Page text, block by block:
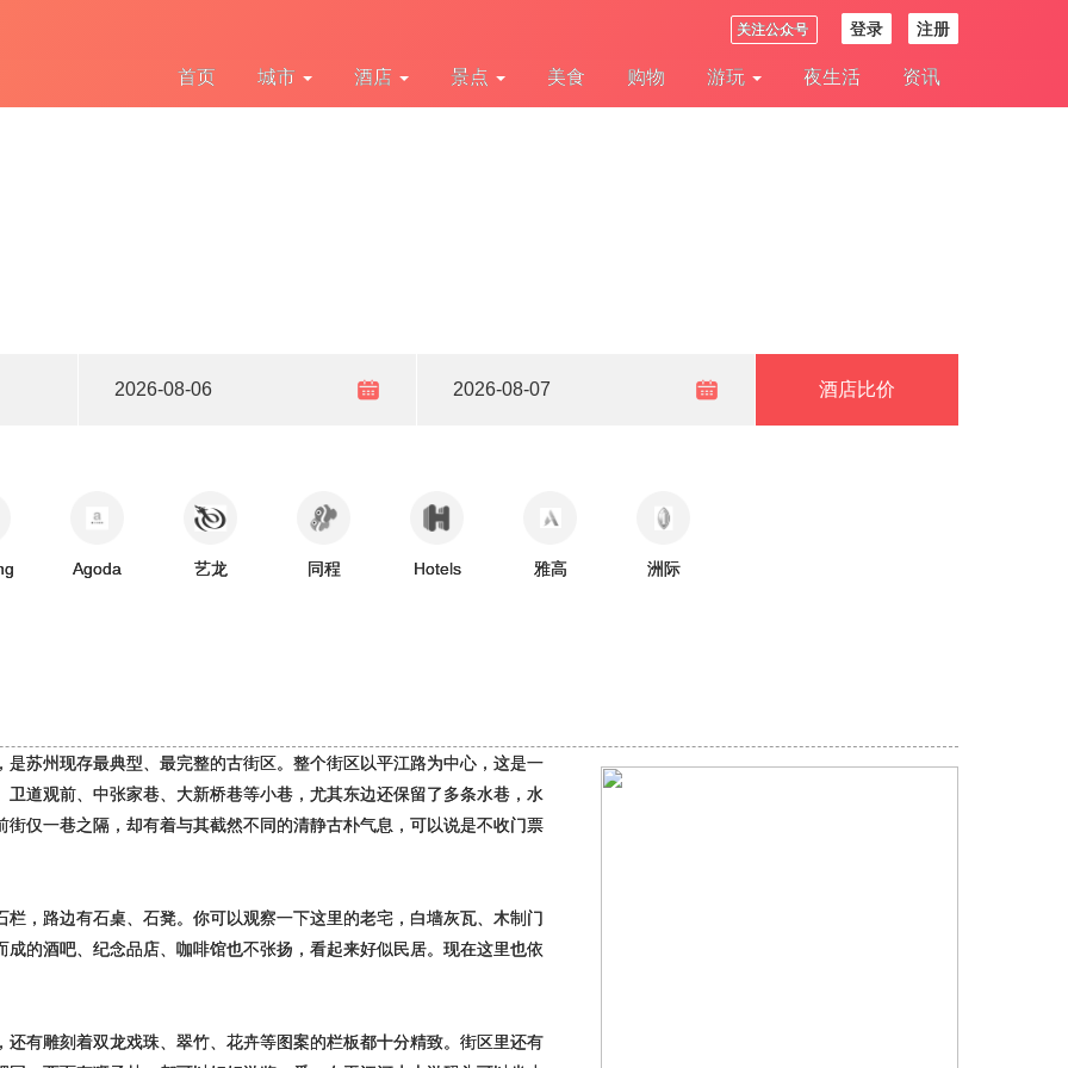
关注公众号 登录 注册
首页 城市 酒店 景点 美食 购物 游玩 夜生活 资讯
Agoda 艺龙 同程 Hotels 雅高 洲际
苏州现存最典型、最完整的古街区。整个街区以平江路为中心，这是一
道观前、中张家巷、大新桥巷等小巷，尤其东边还保留了多条水巷，水
仅一巷之隔，却有着与其截然不同的清静古朴气息，可以说是不收门票
，路边有石桌、石凳。你可以观察一下这里的老宅，白墙灰瓦、木制门
的酒吧、纪念品店、咖啡馆也不张扬，看起来好似民居。现在这里也依
有雕刻着双龙戏珠、翠竹、花卉等图案的栏板都十分精致。街区里还有